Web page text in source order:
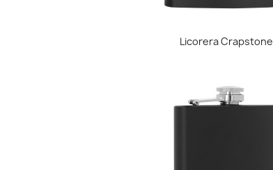
Vista rápida
Licorera Crapstone